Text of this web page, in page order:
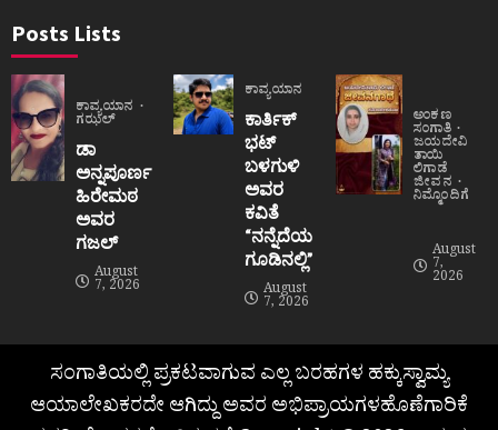
Posts Lists
ಕಾವ್ಯಯಾನ
ಗಝಲ್
ಡಾ
ಅನ್ನಪೂರ್ಣ
ಹಿರೇಮಠ
ಅವರ
ಗಜಲ್
August
7, 2026
ಕಾವ್ಯಯಾನ
ಕಾರ್ತಿಕ್
ಭಟ್
ಬಳಗುಳಿ
ಅವರ
ಕವಿತೆ
“ನನ್ನೆದೆಯ
ಗೂಡಿನಲ್ಲಿ”
August
7, 2026
ಅಂಕಣ
ಸಂಗಾತಿ
ಜಯದೇವಿ
ತಾಯಿ
ಲಿಗಾಡೆ
ಜೀವನ
ನಿಮ್ಮೊಂದಿಗೆ
August
7,
2026
ಸಂಗಾತಿಯಲ್ಲಿ ಪ್ರಕಟವಾಗುವ ಎಲ್ಲ ಬರಹಗಳ ಹಕ್ಕುಸ್ವಾಮ್ಯ
ಆಯಾಲೇಖಕರದೇ ಆಗಿದ್ದು ಅವರ ಅಭಿಪ್ರಾಯಗಳಹೊಣೆಗಾರಿಕೆ